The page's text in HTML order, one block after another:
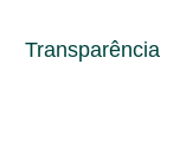
Transparência